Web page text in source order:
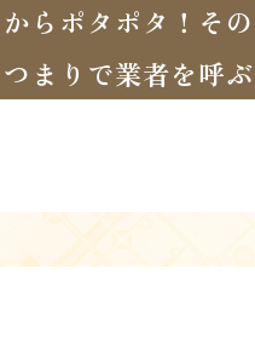
らポタポタ！そ
つまりで業者を呼